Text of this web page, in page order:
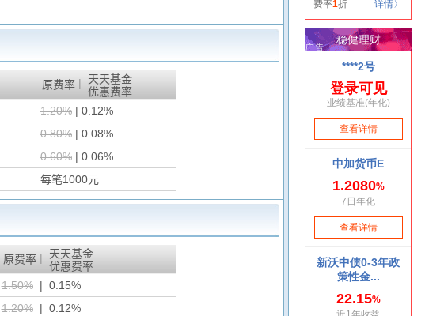
原费率 |
天天基金
优惠费率
1.20%| 0.12%
0.80%| 0.08%
0.60%| 0.06%
每笔1000元
原费率 |
天天基金
优惠费率
1.50%| 0.15%
1.20%| 0.12%